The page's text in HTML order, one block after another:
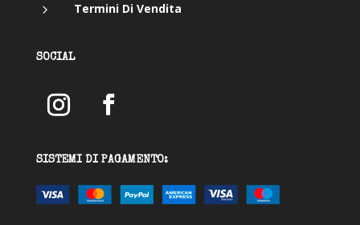
5 Termini Di Vendita
SOCIAL
SISTEMI DI PAGAMENTO: